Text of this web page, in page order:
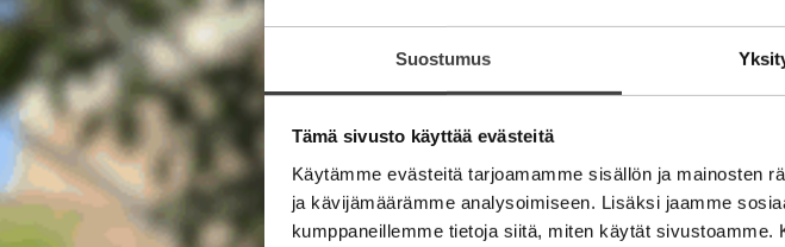
Suostumus
Tämä sivusto käyttää evästeitä
Käytämme evästeitä tarjoamamme sisällön ja mainosten
ja kävijämäärämme analysoimiseen. Lisäksi jaamme
kumppaneillemme tietoja siitä, miten käytät